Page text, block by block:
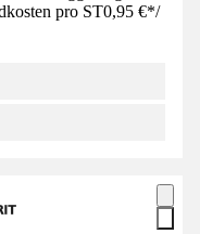
pro ST0,95 €*/